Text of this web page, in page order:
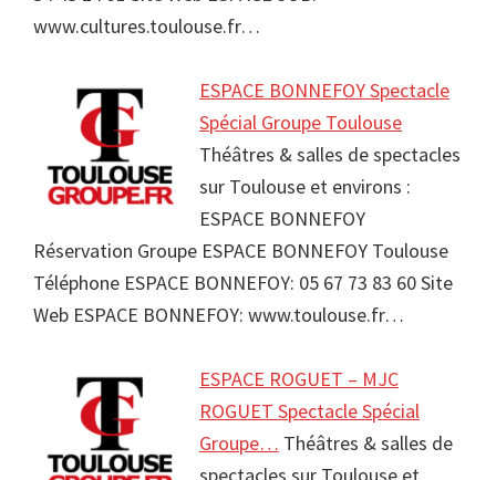
www.cultures.toulouse.fr…
ESPACE BONNEFOY Spectacle
Spécial Groupe Toulouse
Théâtres & salles de spectacles
sur Toulouse et environs :
ESPACE BONNEFOY
Réservation Groupe ESPACE BONNEFOY Toulouse
Téléphone ESPACE BONNEFOY: 05 67 73 83 60 Site
Web ESPACE BONNEFOY: www.toulouse.fr…
ESPACE ROGUET – MJC
ROGUET Spectacle Spécial
Groupe… Théâtres & salles de